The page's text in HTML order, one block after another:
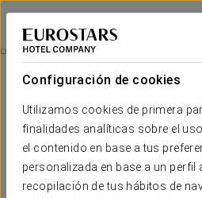
Configuración de cookies
Utilizamos cookies de primera
finalidades analíticas sobre el
el contenido en base a tus
personalizada en base a un perfil
recopilación de tus hábitos de
Exe Cities Reforma
CIUDAD DE MÉXICO, CDMX
Visita Xochimilco Y Coyoacan